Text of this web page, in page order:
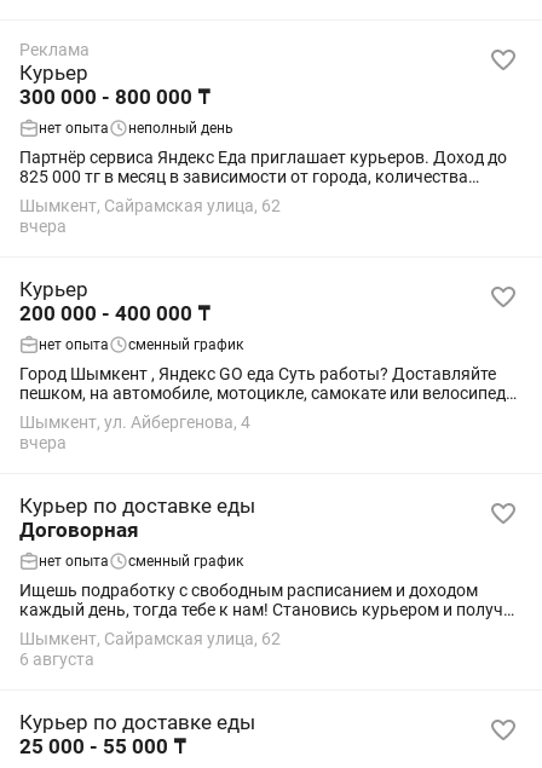
Реклама
Курьер
300 000 - 800 000 ₸
нет опыта неполный день
Партнёр сервиса Яндекс Еда приглашает курьеров. Доход до
825 000 тг в месяц в зависимости от города, количества
выполненных заказов и выбранного способа передвижения.
Мы предлагаем: • Свободный...
Шымкент, Сайрамская улица, 62
вчера
Курьер
200 000 - 400 000 ₸
нет опыта сменный график
Город Шымкент , Яндекс GO еда Суть работы? Доставляйте
пешком, на автомобиле, мотоцикле, самокате или велосипеде
(транспорт не предоставляется) Выполняйте простые заказы:
доставка еды из ресторанов...
Шымкент, ул. Айбергенова, 4
вчера
Курьер по доставке еды
Договорная
нет опыта сменный график
Ищешь подработку c свободным расписанием и доходом
каждый день, тогда тебе к нам! Становись курьером и получай
доход до 34.000 тг. в день в удобное время. Мы предлагаем:
Свободное расписание -...
Шымкент, Сайрамская улица, 62
6 августа
Курьер по доставке еды
25 000 - 55 000 ₸